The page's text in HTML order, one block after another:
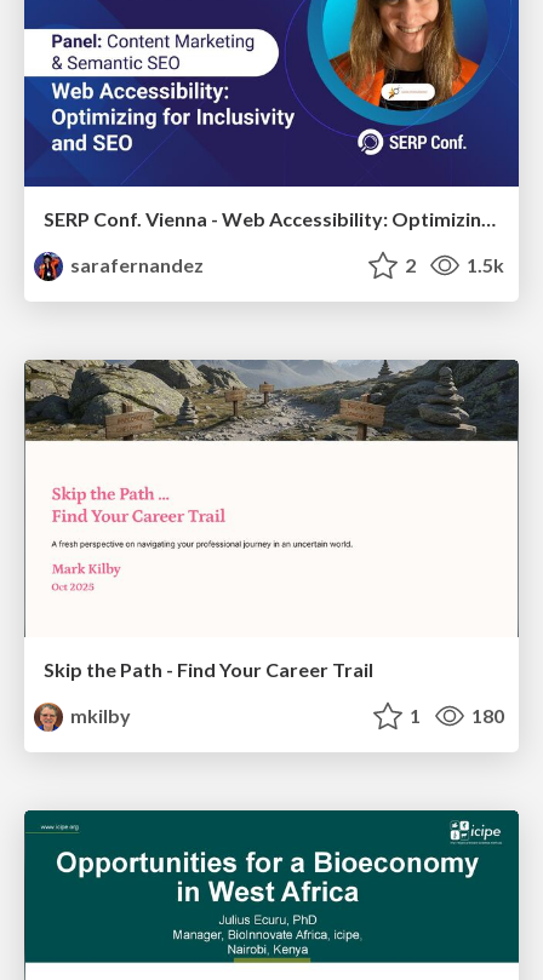
sarafernandez
2 1.5k
Skip the Path - Find Your Career Trail
mkilby
1 180